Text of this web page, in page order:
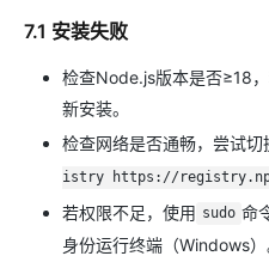
7.1 安装失败
检查Node.js版本是否≥18
新安装。
检查网络是否通畅，尝试切
istry https://
若权限不足，使用 sudo 命
身份运行终端（Windows）